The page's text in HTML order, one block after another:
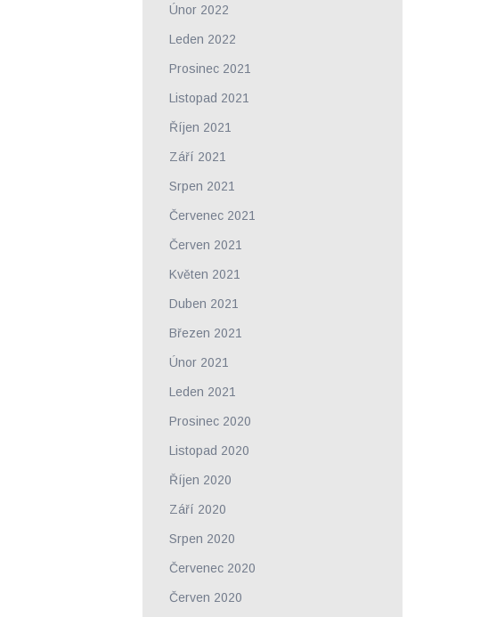
Únor 2022
Leden 2022
Prosinec 2021
Listopad 2021
Říjen 2021
Září 2021
Srpen 2021
Červenec 2021
Červen 2021
Květen 2021
Duben 2021
Březen 2021
Únor 2021
Leden 2021
Prosinec 2020
Listopad 2020
Říjen 2020
Září 2020
Srpen 2020
Červenec 2020
Červen 2020